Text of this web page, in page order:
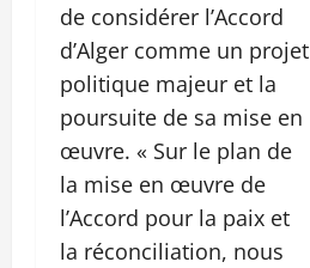
de considérer l’Accord
d’Alger comme un projet
politique majeur et la
poursuite de sa mise en
œuvre. « Sur le plan de
la mise en œuvre de
l’Accord pour la paix et
la réconciliation, nous